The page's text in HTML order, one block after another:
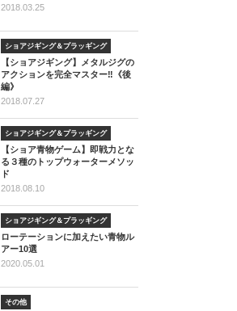
2018.03.25
ショアジギング＆プラッギング
【ショアジギング】メタルジグの
アクションを完全マスター‼《後
編》
2018.07.27
ショアジギング＆プラッギング
【ショア青物ゲーム】即戦力とな
る３種のトップウォーターメソッ
ド
2018.08.10
ショアジギング＆プラッギング
ローテーションに加えたい青物ル
アー10選
2020.05.01
その他